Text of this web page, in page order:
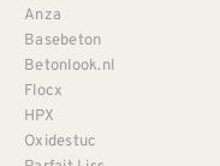
Anza
Basebeton
Betonlook.nl
Flocx
HPX
Oxidestuc